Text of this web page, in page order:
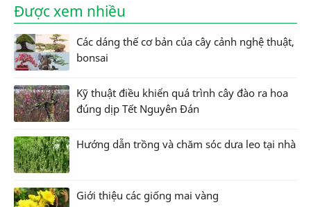
Được xem nhiều
Các dáng thế cơ bản của cây cảnh nghệ thuật,
bonsai
Kỹ thuật điều khiển quá trình cây đào ra hoa
đúng dịp Tết Nguyên Đán
Hướng dẫn trồng và chăm sóc dưa leo tại nhà
Giới thiệu các giống mai vàng